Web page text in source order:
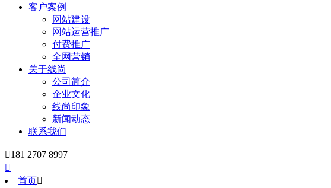
客户案例
网站建设
网站运营推广
付费推广
全网营销
关于线尚
公司简介
企业文化
线尚印象
新闻动态
联系我们
181 2707 8997

首页